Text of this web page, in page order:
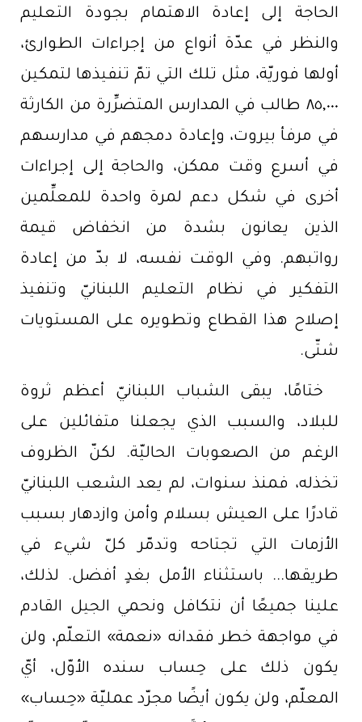
الحاجة إلى إعادة الاهتمام بجودة التعليم
والنظر في عدّة أنواع من إجراءات الطوارئ،
أولها فوريّة، مثل تلك التي تمّ تنفيذها لتمكين
٨٥,٠٠٠ طالب في المدارس المتضرِّرة من الكارثة
في مرفأ بيروت، وإعادة دمجهم في مدارسهم
في أسرع وقت ممكن، والحاجة إلى إجراءات
أخرى في شكل دعم لمرة واحدة للمعلِّمين
الذين يعانون بشدة من انخفاض قيمة
رواتبهم. وفي الوقت نفسه، لا بدّ من إعادة
التفكير في نظام التعليم اللبنانيّ وتنفيذ
إصلاح هذا القطاع وتطويره على المستويات
شتّى.
ختامًا، يبقى الشباب اللبنانيّ أعظم ثروة
للبلاد، والسبب الذي يجعلنا متفائلين على
الرغم من الصعوبات الحاليّة. لكنّ الظروف
تخذله، فمنذ سنوات، لم يعد الشعب اللبنانيّ
قادرًا على العيش بسلام وأمن وازدهار بسبب
الأزمات التي تجتاحه وتدمّر كلّ شيء في
طريقها... باستثناء الأمل بغدٍ أفضل. لذلك،
علينا جميعًا أن نتكافل ونحمي الجيل القادم
في مواجهة خطر فقدانه «نعمة» التعلّم، ولن
يكون ذلك على حِساب سنده الأوّل، أيّ
المعلّم، ولن يكون أيضًا مجرّد عمليّة «حِساب»